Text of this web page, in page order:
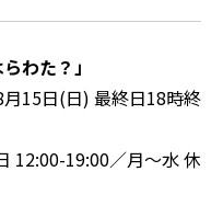
わた？」
15日(日) 最終日18時終
12:00-19:00／月～水 休